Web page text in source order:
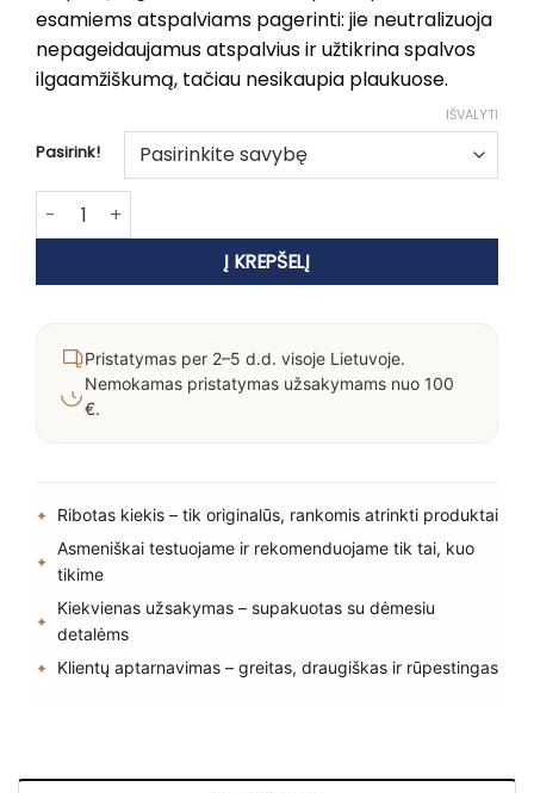
esamiems atspalviams pagerinti: jie neutralizuoja
nepageidaujamus atspalvius ir užtikrina spalvos
ilgaamžiškumą, tačiau nesikaupia plaukuose.
Pasirink!
IŠVALYTI
produkto kiekis: KEVIN MURPHY COLOURING.ANGELS
Į KREPŠELĮ
Pristatymas per 2–5 d.d. visoje Lietuvoje.
Nemokamas pristatymas užsakymams nuo 100
€.
Ribotas kiekis – tik originalūs, rankomis atrinkti produktai
Asmeniškai testuojame ir rekomenduojame tik tai, kuo
tikime
Kiekvienas užsakymas – supakuotas su dėmesiu
detalėms
Klientų aptarnavimas – greitas, draugiškas ir rūpestingas